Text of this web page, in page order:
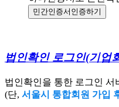
민간인증서 인증하기
법인확인 로그인(기업
법인확인을 통한 로그인 서
(단, 서울시 통합회원 가입